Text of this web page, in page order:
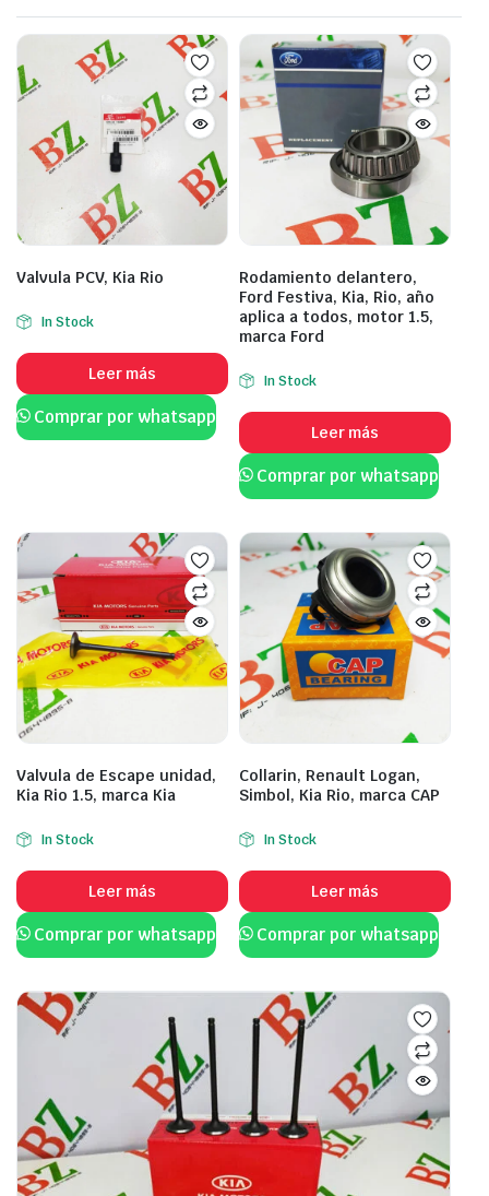
Valvula PCV, Kia Rio
In Stock
Leer más
Comprar por whatsapp
Rodamiento delantero,
Ford Festiva, Kia, Rio, año
aplica a todos, motor 1.5,
marca Ford
In Stock
Leer más
Comprar por whatsapp
Valvula de Escape unidad,
Kia Rio 1.5, marca Kia
In Stock
Leer más
Comprar por whatsapp
Collarin, Renault Logan,
Simbol, Kia Rio, marca CAP
In Stock
Leer más
Comprar por whatsapp